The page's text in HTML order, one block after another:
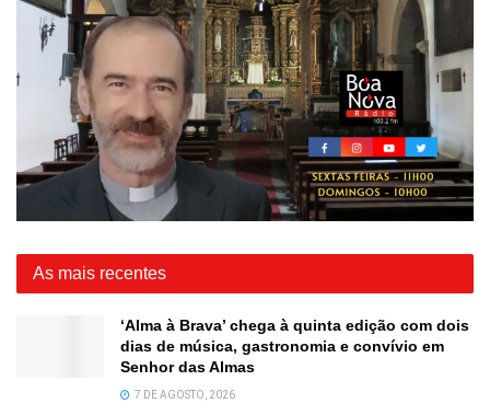
As mais recentes
‘Alma à Brava’ chega à quinta edição com dois
dias de música, gastronomia e convívio em
Senhor das Almas
7 DE AGOSTO, 2026